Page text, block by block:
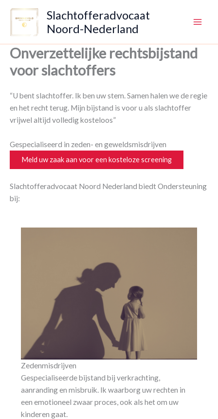
inhoud
Slachtofferadvocaat
Noord-Nederland
Onverzettelijke rechtsbijstand
voor slachtoffers
“U bent slachtoffer. Ik ben uw stem. Samen halen we de regie
en het recht terug. Mijn bijstand is voor u als slachtoffer
vrijwel altijd volledig kosteloos”
Gespecialiseerd in zeden- en geweldsmisdrijven
Meld uw zaak aan voor een kosteloze screening
Slachtofferadvocaat Noord Nederland biedt Ondersteuning
bij:
Zedenmisdrijven
Gespecialiseerde bijstand bij verkrachting,
aanranding en misbruik. Ik waarborg uw rechten in
een emotioneel zwaar proces, ook als het om uw
kinderen gaat.